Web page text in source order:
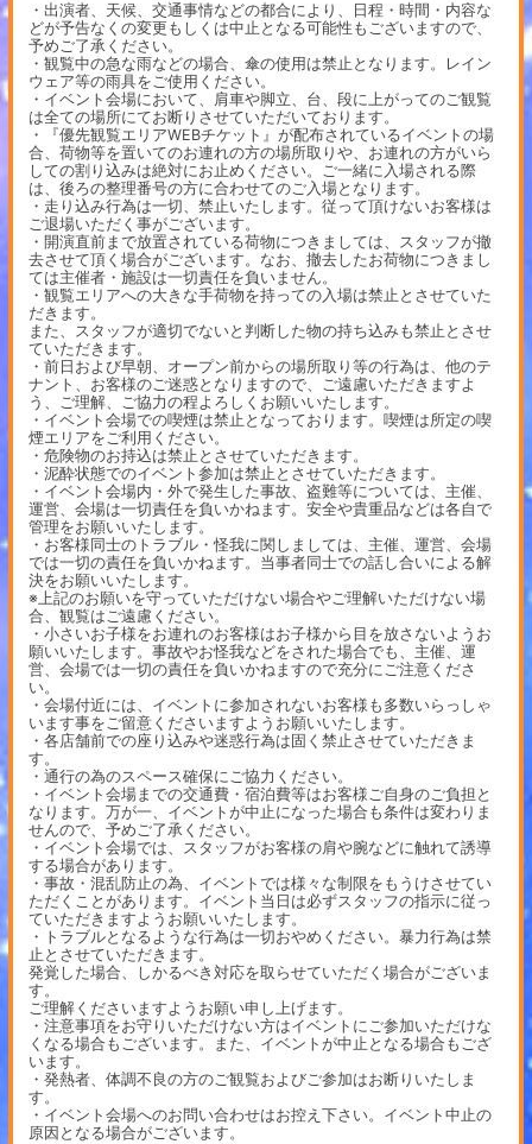
・出演者、天候、交通事情などの都合により、日程・時間・内容な
どが予告なくの変更もしくは中止となる可能性もございますので、
予めご了承ください。
・観覧中の急な雨などの場合、傘の使用は禁止となります。レイン
ウェア等の雨具をご使用ください。
・イベント会場において、肩車や脚立、台、段に上がってのご観覧
は全ての場所にてお断りさせていただいております。
・『優先観覧エリアWEBチケット』が配布されているイベントの場
合、荷物等を置いてのお連れの方の場所取りや、お連れの方がいら
しての割り込みは絶対にお止めください。ご一緒に入場される際
は、後ろの整理番号の方に合わせてのご入場となります。
・走り込み行為は一切、禁止いたします。従って頂けないお客様は
ご退場いただく事がございます。
・開演直前まで放置されている荷物につきましては、スタッフが撤
去させて頂く場合がございます。なお、撤去したお荷物につきまし
ては主催者・施設は一切責任を負いません。
・観覧エリアへの大きな手荷物を持っての入場は禁止とさせていた
だきます。
また、スタッフが適切でないと判断した物の持ち込みも禁止とさせ
ていただきます。
・前日および早朝、オープン前からの場所取り等の行為は、他のテ
ナント、お客様のご迷惑となりますので、ご遠慮いただきますよ
う、ご理解、ご協力の程よろしくお願いいたします。
・イベント会場での喫煙は禁止となっております。喫煙は所定の喫
煙エリアをご利用ください。
・危険物のお持込は禁止とさせていただきます。
・泥酔状態でのイベント参加は禁止とさせていただきます。
・イベント会場内・外で発生した事故、盗難等については、主催、
運営、会場は一切責任を負いかねます。安全や貴重品などは各自で
管理をお願いいたします。
・お客様同士のトラブル・怪我に関しましては、主催、運営、会場
では一切の責任を負いかねます。当事者同士での話し合いによる解
決をお願いいたします。
※上記のお願いを守っていただけない場合やご理解いただけない場
合、観覧はご遠慮ください。
・小さいお子様をお連れのお客様はお子様から目を放さないようお
願いいたします。事故やお怪我などをされた場合でも、主催、運
営、会場では一切の責任を負いかねますので充分にご注意くださ
い。
・会場付近には、イベントに参加されないお客様も多数いらっしゃ
います事をご留意くださいますようお願いいたします。
・各店舗前での座り込みや迷惑行為は固く禁止させていただきま
す。
・通行の為のスペース確保にご協力ください。
・イベント会場までの交通費・宿泊費等はお客様ご自身のご負担と
なります。万が一、イベントが中止になった場合も条件は変わりま
せんので、予めご了承ください。
・イベント会場では、スタッフがお客様の肩や腕などに触れて誘導
する場合があります。
・事故・混乱防止の為、イベントでは様々な制限をもうけさせてい
ただくことがあります。イベント当日は必ずスタッフの指示に従っ
ていただきますようお願いいたします。
・トラブルとなるような行為は一切おやめください。暴力行為は禁
止とさせていただきます。
発覚した場合、しかるべき対応を取らせていただく場合がございま
す。
ご理解くださいますようお願い申し上げます。
・注意事項をお守りいただけない方はイベントにご参加いただけな
くなる場合もございます。また、イベントが中止となる場合もござ
います。
・発熱者、体調不良の方のご観覧およびご参加はお断りいたしま
す。
・イベント会場へのお問い合わせはお控え下さい。イベント中止の
原因となる場合がございます。